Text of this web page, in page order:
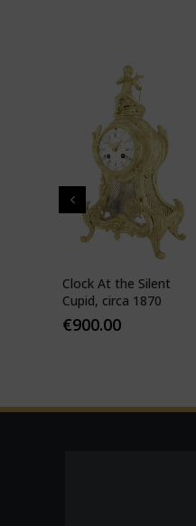
Clock At the Silent
Cupid, circa 1870
€900.00